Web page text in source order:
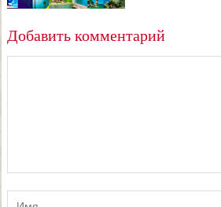
Добавить комментарий